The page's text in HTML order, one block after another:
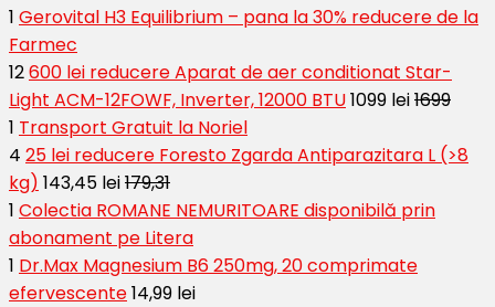
1 Gerovital H3 Equilibrium – pana la 30% reducere de la
Farmec
12600 lei reducere Aparat de aer conditionat Star-
Light ACM-12FOWF, Inverter, 12000 BTU1099 lei1699
1 Transport Gratuit la Noriel
4 25 lei reducere Foresto Zgarda Antiparazitara L (>8
kg) 143,45 lei179,31
1 Colectia ROMANE NEMURITOARE disponibilă prin
abonament pe Litera
1 Dr.Max Magnesium B6 250mg, 20 comprimate
efervescente14,99 lei